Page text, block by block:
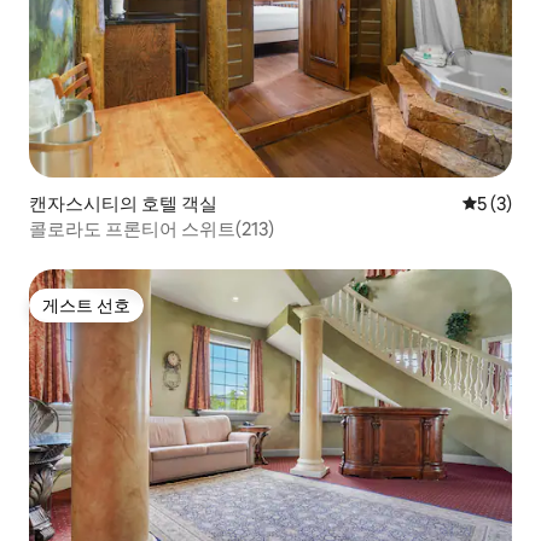
캔자스시티의 호텔 객실 평점 5점
5 (3)
콜로라도 프론티어 스위트(213)
게스트 선호
게스트 선호